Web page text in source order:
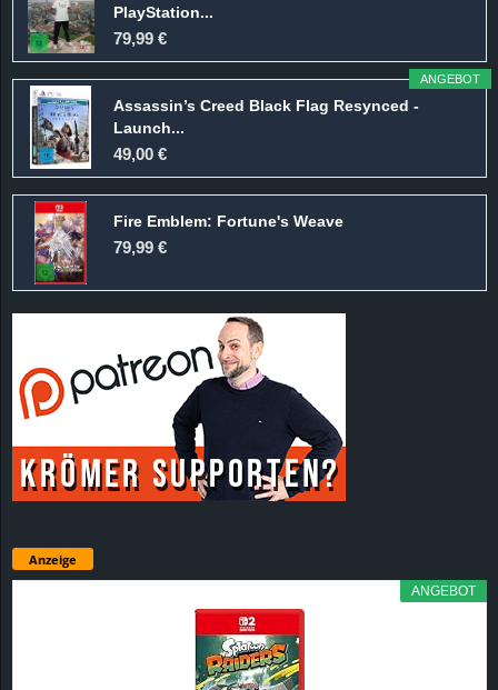
PlayStation...
79,99 €
ANGEBOT
Assassin’s Creed Black Flag Resynced -
Launch...
49,00 €
Fire Emblem: Fortune's Weave
79,99 €
Anzeige
ANGEBOT